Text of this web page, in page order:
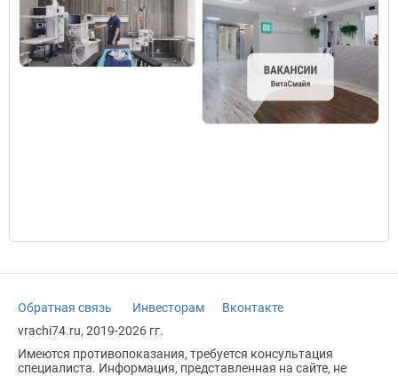
Обратная связь Инвесторам
Вконтакте
vrachi74.ru, 2019-2026 гг.
Имеются противопоказания, требуется консультация
специалиста. Информация, представленная на сайте, не